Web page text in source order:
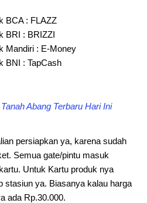
BCA : FLAZZ
BRI : BRIZZI
Mandiri : E-Money
BNI : TapCash
Abang Terbaru Hari Ini
persiapkan ya, karena sudah
Semua gate/pintu masuk
Untuk Kartu produk nya
stasiun ya. Biasanya kalau harga
ada Rp.30.000.